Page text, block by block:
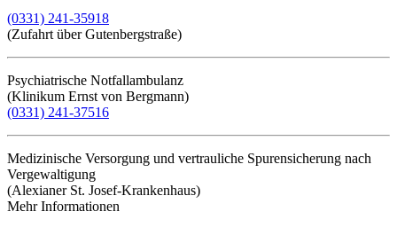
(0331) 241-35918
(Zufahrt über Gutenbergstraße)
Psychiatrische Notfallambulanz
(Klinikum Ernst von Bergmann)
(0331) 241-37516
Medizinische Versorgung und vertrauliche Spurensicherung nach
Vergewaltigung
(Alexianer St. Josef-Krankenhaus)
Mehr Informationen​​​​​​​